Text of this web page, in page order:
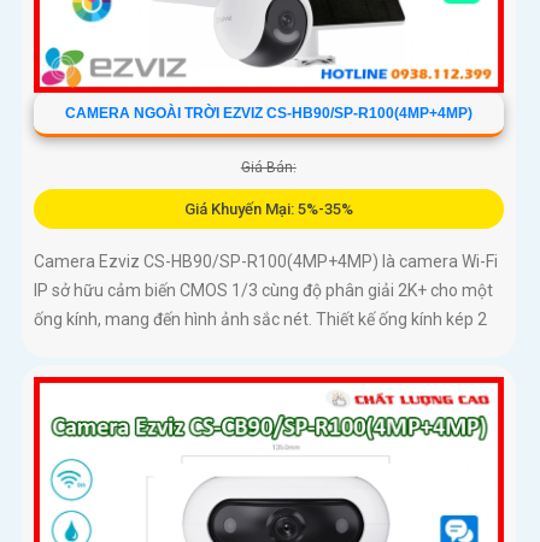
CAMERA NGOÀI TRỜI EZVIZ CS-HB90/SP-R100(4MP+4MP)
Giá Bán:
Giá Khuyến Mại: 5%-35%
Camera Ezviz CS-HB90/SP-R100(4MP+4MP) là camera Wi-Fi
IP sở hữu cảm biến CMOS 1/3 cùng độ phân giải 2K+ cho một
ống kính, mang đến hình ảnh sắc nét. Thiết kế ống kính kép 2